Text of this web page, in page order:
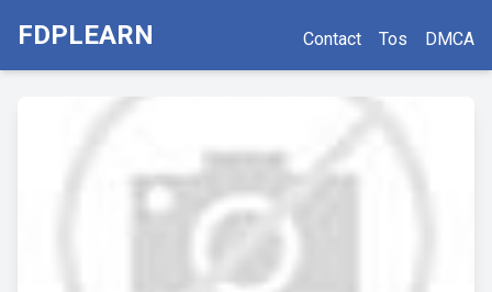
FDPLEARN Contact Tos DMCA